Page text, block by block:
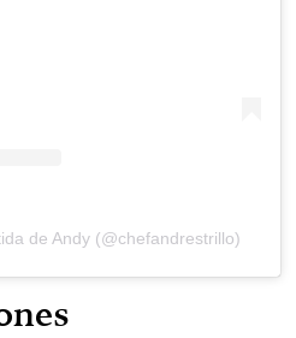
de Andy (@chefandrestrillo)